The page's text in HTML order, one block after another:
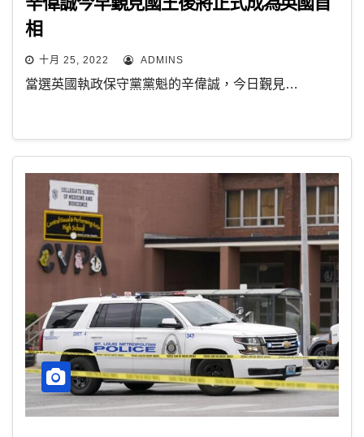
相
十月 25, 2022 ADMINS
當選英國執政保守黨黨魁的辛偉誠，今日覲見…